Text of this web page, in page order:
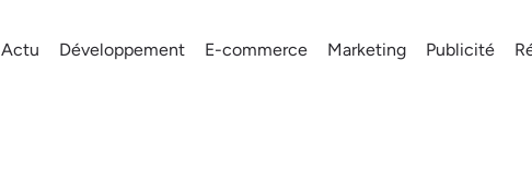
Actu Développement E-commerce Marketing Publicité